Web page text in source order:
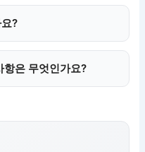
?
항은 무엇인가요?